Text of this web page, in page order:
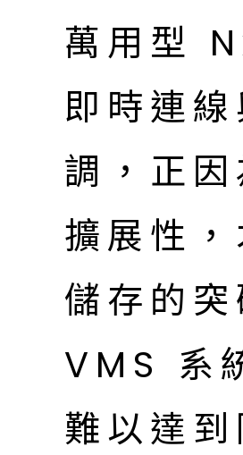
萬用型
即時連
調，正
擴展性
儲存的
VMS 系
難以達